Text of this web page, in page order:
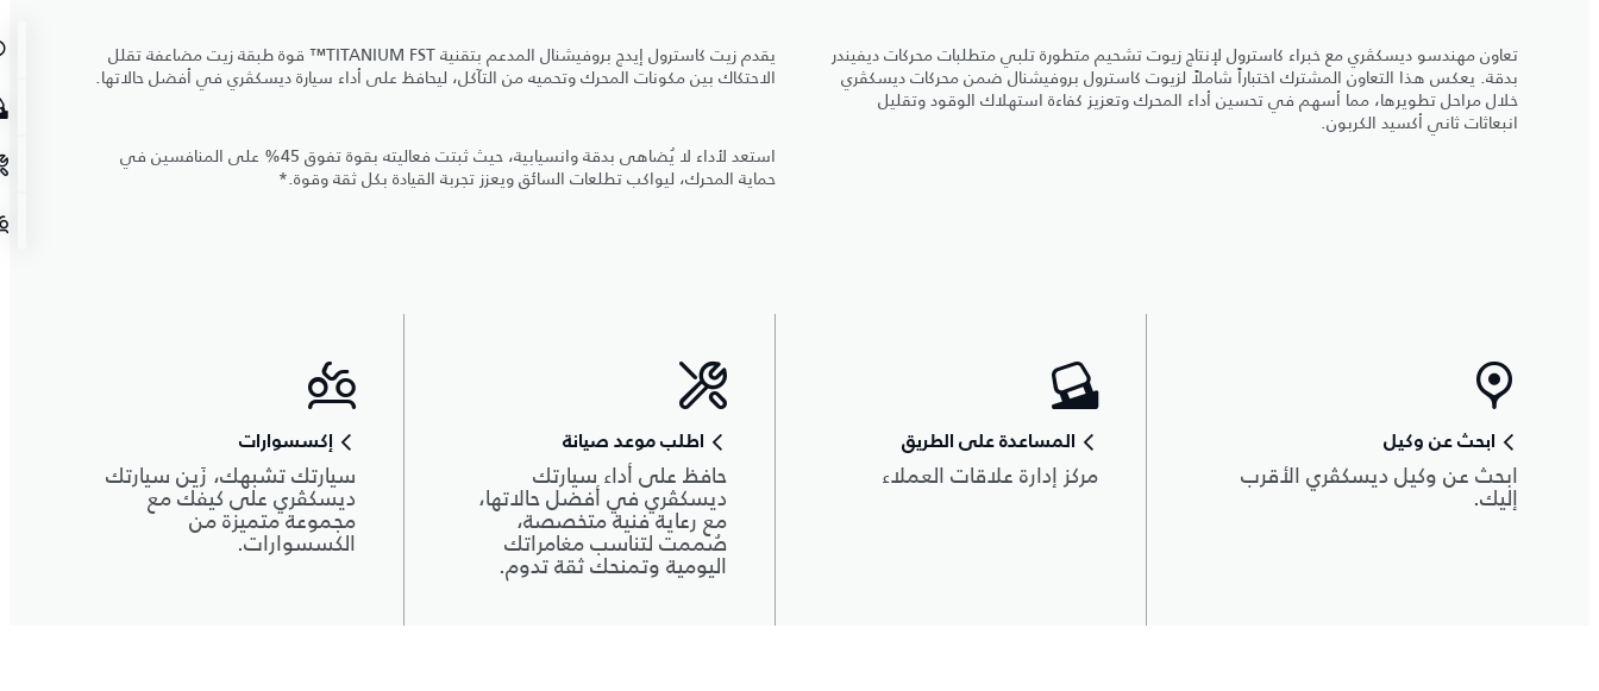
تعاون مهندسو ديسكڤري مع خبراء كاسترول لإنتاج زيوت تشحيم متطورة تلبي متطلبات محركات ديفيندر
بدقة. يعكس هذا التعاون المشترك اختباراً شاملاً لزيوت كاسترول بروفيشنال ضمن محركات ديسكڤري
خلال مراحل تطويرها، مما أسهم في تحسين أداء المحرك وتعزيز كفاءة استهلاك الوقود وتقليل
انبعاثات ثاني أكسيد الكربون.
يقدم زيت كاسترول إيدج بروفيشنال المدعم بتقنية TITANIUM FST™ قوة طبقة زيت مضاعفة تقلل
الاحتكاك بين مكونات المحرك وتحميه من التآكل، ليحافظ على أداء سيارة ديسكڤري في أفضل حالاتها.
استعد لأداء لا يُضاهى بدقة وانسيابية، حيث ثبتت فعاليته بقوة تفوق 45% على المنافسين في
حماية المحرك، ليواكب تطلعات السائق ويعزز تجربة القيادة بكل ثقة وقوة.*
ابحث عن وكيل
ابحث عن وكيل ديسكڤري الأقرب
إليك.
المساعدة على الطريق
مركز إدارة علاقات العملاء
اطلب موعد صيانة
حافظ على أداء سيارتك
ديسكڤري في أفضل حالاتها،
مع رعاية فنية متخصصة،
صُممت لتناسب مغامراتك
اليومية وتمنحك ثقة تدوم.
إكسسوارات
سيارتك تشبهك، زَين سيارتك
ديسكڤري على كيفك مع
مجموعة متميزة من
الكسسوارات.